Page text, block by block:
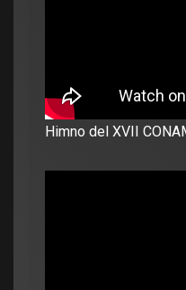
Himno del XVII